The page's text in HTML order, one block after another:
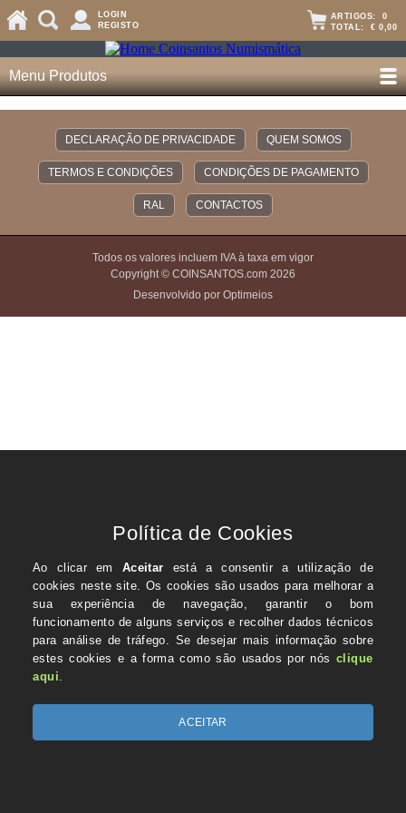
LOGIN
REGISTO
ARTIGOS: 0
TOTAL: € 0,00
Menu Produtos
DECLARAÇÃO DE PRIVACIDADE QUEM SOMOS
TERMOS E CONDIÇÕES CONDIÇÕES DE PAGAMENTO
RAL CONTACTOS
Todos os valores incluem IVA à taxa em vigor
Copyright © COINSANTOS.com 2026
Desenvolvido por Optimeios